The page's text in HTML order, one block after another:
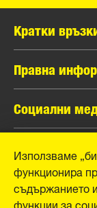
Кратки
каталог MANN-
Контакти
Правна
Защита на
Официално
Отпечатък
Социални
Instagram
YouTube
Използваме
функционира
съдържанието
функции за